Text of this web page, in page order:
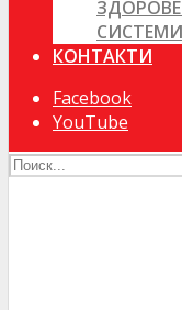
КОНТАКТИ
Facebook
YouTube